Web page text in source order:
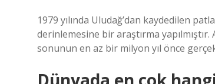
1979 yılında Uludağ’dan kaydedilen
derinlemesine bir araştırma
sonunun en az bir milyon yıl önce